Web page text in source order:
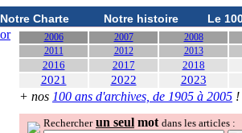
Notre Charte Notre histoire Le
2006 2007
2008
2011
2012 2013
2016 2017 2018
2021 2022 2023
+ nos 100 ans d'archives, de 1905 à 2005 !
Rechercher un seul mot dans les articles :